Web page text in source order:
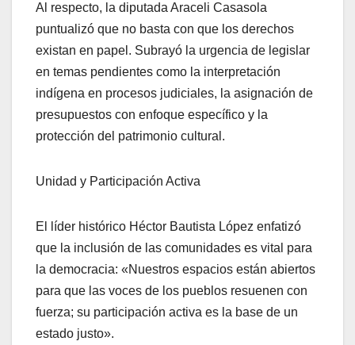
Al respecto, la diputada Araceli Casasola
puntualizó que no basta con que los derechos
existan en papel. Subrayó la urgencia de legislar
en temas pendientes como la interpretación
indígena en procesos judiciales, la asignación de
presupuestos con enfoque específico y la
protección del patrimonio cultural.
Unidad y Participación Activa
El líder histórico Héctor Bautista López enfatizó
que la inclusión de las comunidades es vital para
la democracia: «Nuestros espacios están abiertos
para que las voces de los pueblos resuenen con
fuerza; su participación activa es la base de un
estado justo».